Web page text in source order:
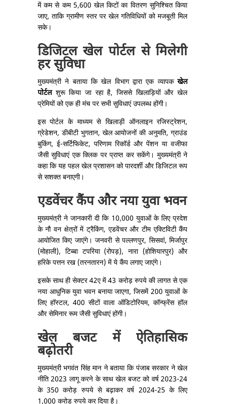
में कम से कम 5,600 खेल किटों का वितरण सुनिश्चित किया
जाए, ताकि ग्रामीण स्तर पर खेल गतिविधियों को मजबूती मिल
सके।
डिजिटल खेल पोर्टल से मिलेगी
हर सुविधा
मुख्यमंत्री ने बताया कि खेल विभाग द्वारा एक व्यापकखेल
पोर्टलशुरू किया जा रहा है, जिससे खिलाड़ियों और खेल
प्रेमियों को एक ही मंच पर सभी सुविधाएं उपलब्ध होंगी।
इस पोर्टल के माध्यम से खिलाड़ी ऑनलाइन रजिस्ट्रेशन,
ग्रेडेशन, डीबीटी भुगतान, खेल आयोजनों की अनुमति, ग्राउंड
बुकिंग, ई-सर्टिफिकेट, परिणाम रिकॉर्ड और पेंशन या वजीफा
जैसी सुविधाएं एक क्लिक पर प्राप्त कर सकेंगे। मुख्यमंत्री ने
कहा कि यह पहल खेल प्रशासन को पारदर्शी और डिजिटल रूप
से सशक्त बनाएगी।
एडवेंचर कैंप और नया युवा भवन
मुख्यमंत्री ने जानकारी दी कि 10,000 युवाओं के लिए प्रदेश
के नौ वन क्षेत्रों में ट्रैकिंग, एडवेंचर और टीम एक्टिविटी कैंप
आयोजित किए जाएंगे। जनवरी से पल्लणपुर, सिसवां, मिर्जापुर
(मोहाली), टिब्बा टपरिया (रोपड़), नारा (होशियारपुर) और
हरिके पत्तन रख (तरनतारन) में ये कैंप लगाए जाएंगे।
इसके साथ ही सेक्टर 42ए में 43 करोड़ रुपये की लागत से एक
नया आधुनिक युवा भवन बनाया जाएगा, जिसमें 200 युवाओं के
लिए हॉस्टल, 400 सीटों वाला ऑडिटोरियम, कॉन्फ्रेंस हॉल
और सेमिनार रूम जैसी सुविधाएं होंगी।
खेल बजट में ऐतिहासिक
बढ़ोतरी
मुख्यमंत्री भगवंत सिंह मान ने बताया कि पंजाब सरकार ने खेल
नीति 2023 लागू करने के साथ खेल बजट को वर्ष 2023-24
के 350 करोड़ रुपये से बढ़ाकर वर्ष 2024-25 के लिए
1,000 करोड़ रुपये कर दिया है।